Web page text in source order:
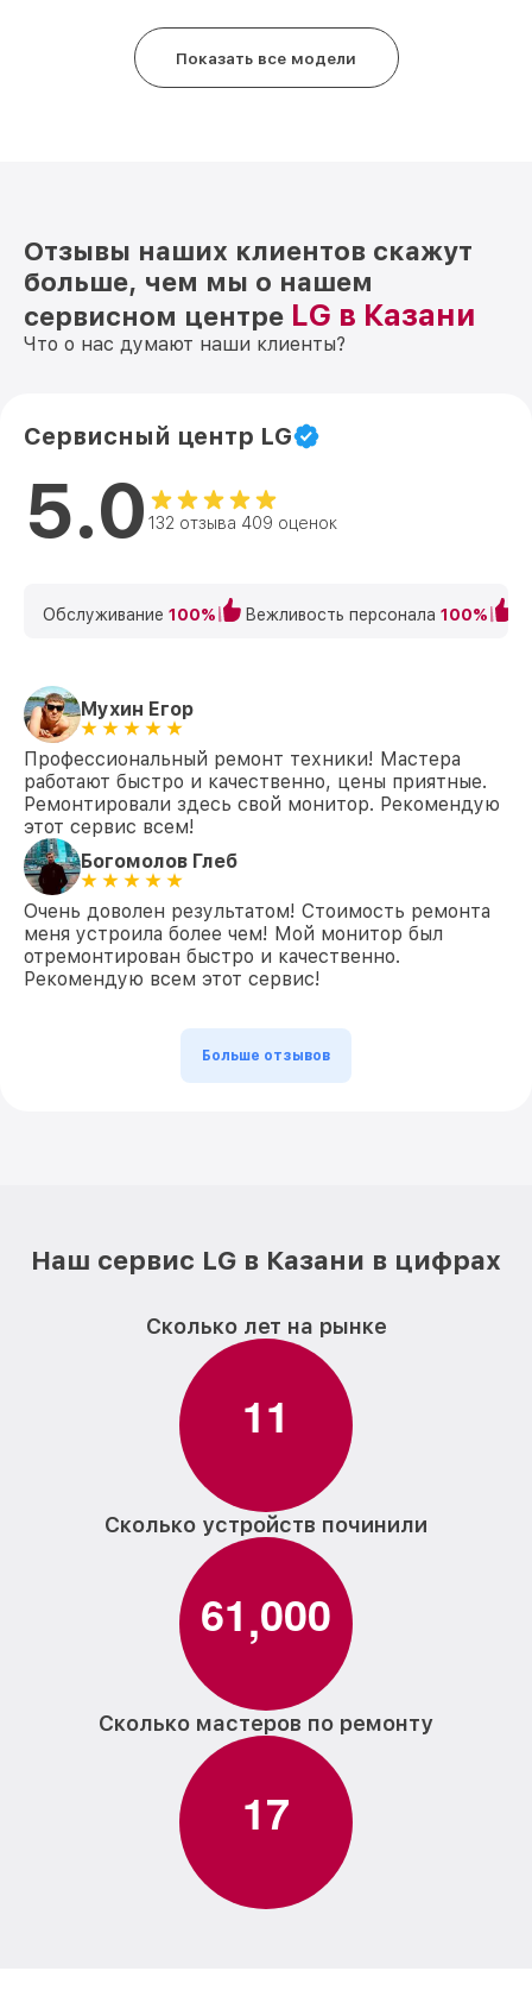
Показать все модели
Отзывы наших клиентов скажут
больше, чем мы о нашем
сервисном центре LG в Казани
Что о нас думают наши клиенты?
Сервисный центр LG
5.0 132 отзыва 409 оценок
Обслуживание 100% Вежливость персонала 100%
Мухин Егор
Профессиональный ремонт техники! Мастера
работают быстро и качественно, цены приятные.
Ремонтировали здесь свой монитор. Рекомендую
этот сервис всем!
Богомолов Глеб
Очень доволен результатом! Стоимость ремонта
меня устроила более чем! Мой монитор был
отремонтирован быстро и качественно.
Рекомендую всем этот сервис!
Больше отзывов
Наш сервис LG в Казани в цифрах
Сколько лет на рынке
11
Сколько устройств починили
61,000
Сколько мастеров по ремонту
17